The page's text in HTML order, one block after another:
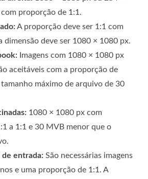
proporção de 1:1.
A proporção deve ser 1:1 com
dimensão deve ser 1080 × 1080 px.
Imagens com 1080 × 1080 px
aceitáveis ​​com a proporção de
máximo de arquivo de 30
1080 × 1080 px com
a 1:1 e 30 MVB menor que o
de entrada: São necessárias imagens
e uma proporção de 1:1. A